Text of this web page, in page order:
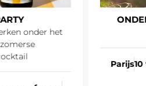
10 tot 12